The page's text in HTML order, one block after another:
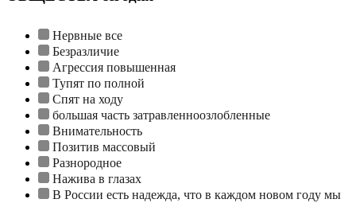
Нервные все
Безразличие
Агрессия повышенная
Тупят по полной
Спят на ходу
большая часть затравленноозлобленные
Внимательность
Позитив массовый
Разнородное
Нажива в глазах
В России есть надежда, что в каждом новом году мы